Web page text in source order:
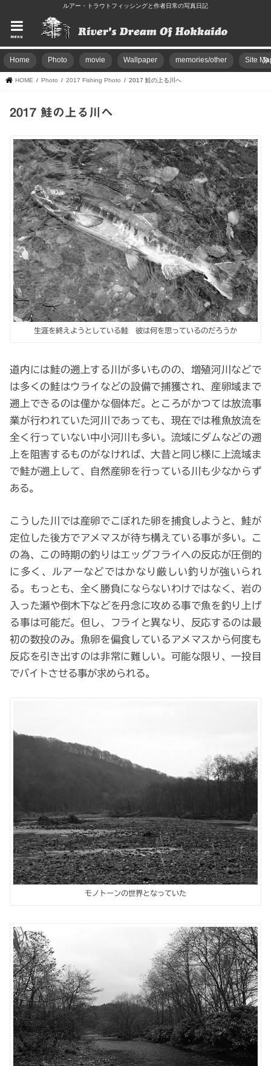
ルアー・トラウトフィッシングと作者日常の写真日記
menu
Home Photo movie Wallpaper memories/other Site
HOME Photo 2017 Fishing Photo 2017 鮭の上る川へ
2017 鮭の上る川へ
生涯を終えようとしている鮭 彼は何を思っているのだろうか
道内には鮭の遡上する川が多いものの、増殖河川などで
は多くの鮭はウライなどの設備で捕獲され、産卵域まで
遡上できるのは僅かな個体だ。ところがかつては放流事
業が行われていた河川であっても、現在では稚魚放流を
全く行っていない中小河川も多い。流域にダムなどの遡
上を阻害するものがなければ、大昔と同じ様に上流域ま
で鮭が遡上して、自然産卵を行っている川も少なからず
ある。
こうした川では産卵でこぼれた卵を捕食しようと、鮭が
定位した後方でアメマスが待ち構えている事が多い。こ
の為、この時期の釣りはエッグフライへの反応が圧倒的
に多く、ルアーなどではかなり厳しい釣りが強いられ
る。もっとも、全く勝負にならないわけではなく、岩の
入った瀬や倒木下などを丹念に攻める事で魚を釣り上げ
る事は可能だ。但し、フライと異なり、反応するのは最
初の数投のみ。魚卵を偏食しているアメマスから何度も
反応を引き出すのは非常に難しい。可能な限り、一投目
でバイトさせる事が求められる。
モノトーンの世界となっていた